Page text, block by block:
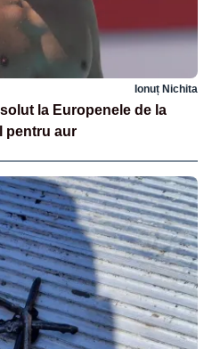
Ionuț Nichita
la Europenele de la
pentru aur